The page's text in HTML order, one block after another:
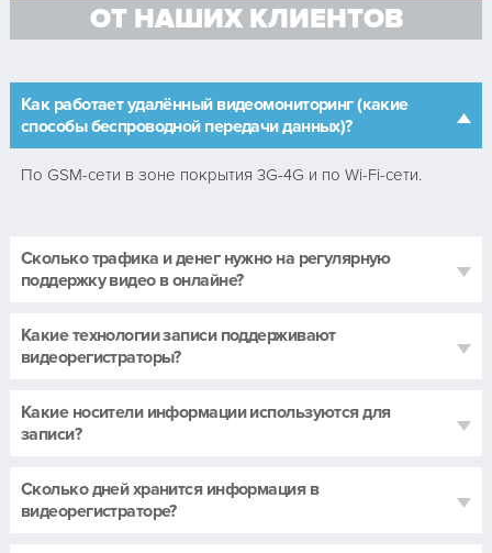
ОТ НАШИХ КЛИЕНТОВ
Как работает удалённый видеомониторинг (какие
способы беспроводной передачи данных)?
По GSM-сети в зоне покрытия 3G-4G и по Wi-Fi-сети.
Сколько трафика и денег нужно на регулярную
поддержку видео в онлайне?
Какие технологии записи поддерживают
видеорегистраторы?
Какие носители информации используются для
записи?
Сколько дней хранится информация в
видеорегистраторе?